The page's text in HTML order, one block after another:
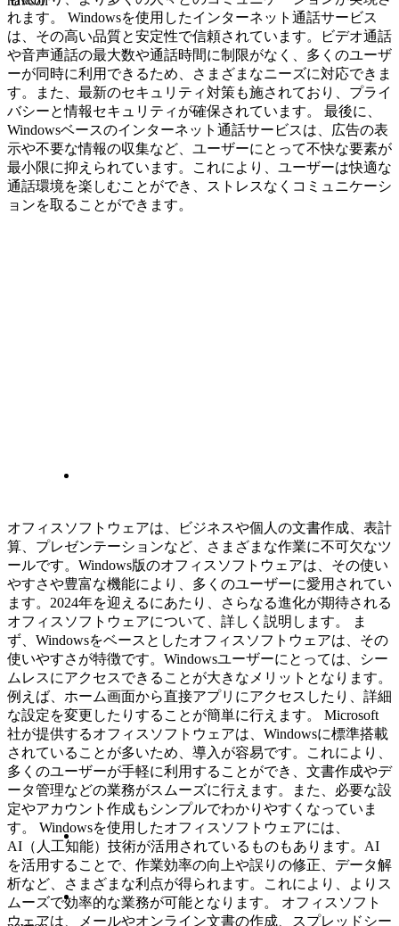
れます。 Windowsを使用したインターネット通話サービス
は、その高い品質と安定性で信頼されています。ビデオ通話
や音声通話の最大数や通話時間に制限がなく、多くのユーザ
ーが同時に利用できるため、さまざまなニーズに対応できま
す。また、最新のセキュリティ対策も施されており、プライ
バシーと情報セキュリティが確保されています。 最後に、
Windowsベースのインターネット通話サービスは、広告の表
示や不要な情報の収集など、ユーザーにとって不快な要素が
最小限に抑えられています。これにより、ユーザーは快適な
通話環境を楽しむことができ、ストレスなくコミュニケーシ
ョンを取ることができます。
オフィスソフトウェアは、ビジネスや個人の文書作成、表計
算、プレゼンテーションなど、さまざまな作業に不可欠なツ
ールです。Windows版のオフィスソフトウェアは、その使い
やすさや豊富な機能により、多くのユーザーに愛用されてい
ます。2024年を迎えるにあたり、さらなる進化が期待される
オフィスソフトウェアについて、詳しく説明します。 ま
ず、Windowsをベースとしたオフィスソフトウェアは、その
使いやすさが特徴です。Windowsユーザーにとっては、シー
ムレスにアクセスできることが大きなメリットとなります。
例えば、ホーム画面から直接アプリにアクセスしたり、詳細
な設定を変更したりすることが簡単に行えます。 Microsoft
社が提供するオフィスソフトウェアは、Windowsに標準搭載
されていることが多いため、導入が容易です。これにより、
多くのユーザーが手軽に利用することができ、文書作成やデ
ータ管理などの業務がスムーズに行えます。また、必要な設
定やアカウント作成もシンプルでわかりやすくなっていま
す。 Windowsを使用したオフィスソフトウェアには、
AI（人工知能）技術が活用されているものもあります。AI
を活用することで、作業効率の向上や誤りの修正、データ解
析など、さまざまな利点が得られます。これにより、よりス
ムーズで効率的な業務が可能となります。 オフィスソフト
ウェアは、メールやオンライン文書の作成、スプレッドシー